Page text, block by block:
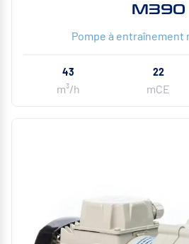
M390
Pompe à entraînement
43
m³/h
22
mCE